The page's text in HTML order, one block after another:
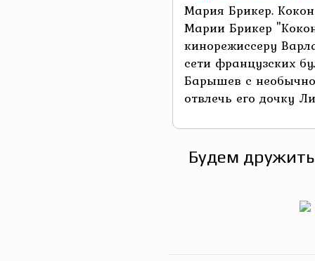
Мария Брикер.
Марии Брикер
кинорежиссеру
сети французских
Барышев с
отвлечь его дочку
Будем